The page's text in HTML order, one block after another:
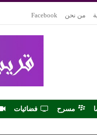
من نحن Facebook
مسرح فضائيات